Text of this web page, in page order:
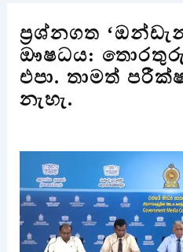
ප්‍රශ්නගත
ඖෂධය:
එපා. තාමත්
නැහැ.